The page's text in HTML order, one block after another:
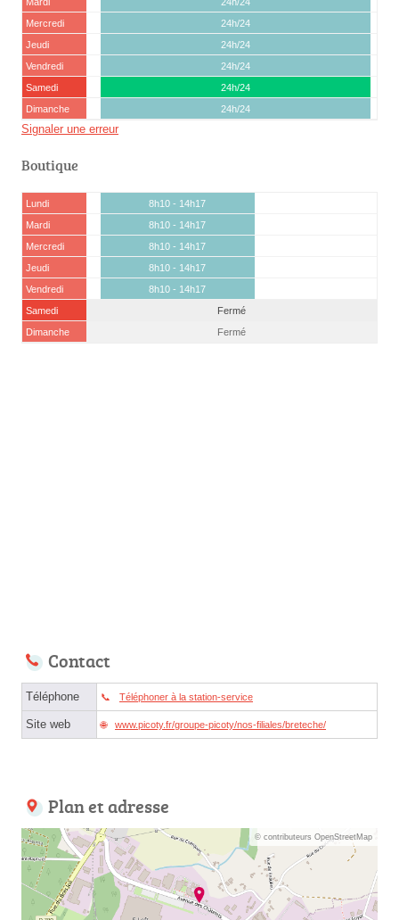
Mercredi
24h/24
Jeudi
24h/24
Vendredi
24h/24
Samedi
24h/24
Dimanche
24h/24
Signaler une erreur
Boutique
Lundi
8h10 - 14h17
Mardi
8h10 - 14h17
Mercredi
8h10 - 14h17
Jeudi
8h10 - 14h17
Vendredi
8h10 - 14h17
Samedi
Fermé
Dimanche
Fermé
Contact
Téléphone Téléphoner à la station-service
Site web www.picoty.fr/groupe-picoty/nos-filiales/breteche/
Plan et adresse
© contributeurs OpenStreetMap